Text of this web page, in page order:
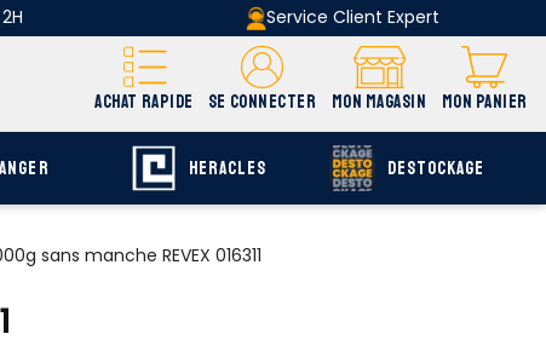
Service Client Expert
ACHAT RAPIDE SE CONNECTER MON MAGASIN MON PANIER
HERACLES DESTOCKAGE
sans manche REVEX 016311